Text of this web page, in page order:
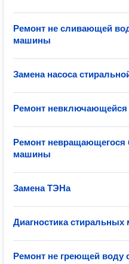
Ремонт не сливающей
машины
Замена насоса
Ремонт
Ремонт невращающегося
машины
Замена ТЭНа
Диагностика стиральных
Ремонт не греющей воду